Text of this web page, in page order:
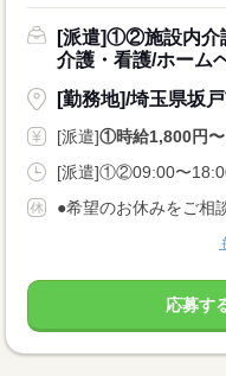
[派遣]①②施設内介
介護・看護/ホーム
[勤務地]/埼玉県坂
[派遣]①時給1,800円
[派遣]①②09:00〜
応募す